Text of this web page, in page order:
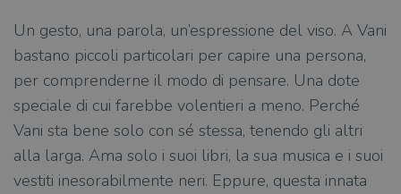
Un gesto, una parola, un’espressione del viso. A Vani
bastano piccoli particolari per capire una persona,
per comprenderne il modo di pensare. Una dote
speciale di cui farebbe volentieri a meno. Perché
Vani sta bene solo con sé stessa, tenendo gli altri
alla larga. Ama solo i suoi libri, la sua musica e i suoi
vestiti inesorabilmente neri. Eppure, questa innata